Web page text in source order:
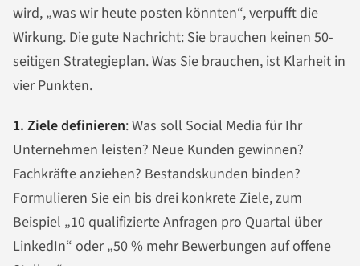
wird, „was wir heute posten könnten“, verpufft die
Wirkung. Die gute Nachricht: Sie brauchen keinen 50-
seitigen Strategieplan. Was Sie brauchen, ist Klarheit in
vier Punkten.
1. Ziele definieren: Was soll Social Media für Ihr
Unternehmen leisten? Neue Kunden gewinnen?
Fachkräfte anziehen? Bestandskunden binden?
Formulieren Sie ein bis drei konkrete Ziele, zum
Beispiel „10 qualifizierte Anfragen pro Quartal über
LinkedIn“ oder „50 % mehr Bewerbungen auf offene